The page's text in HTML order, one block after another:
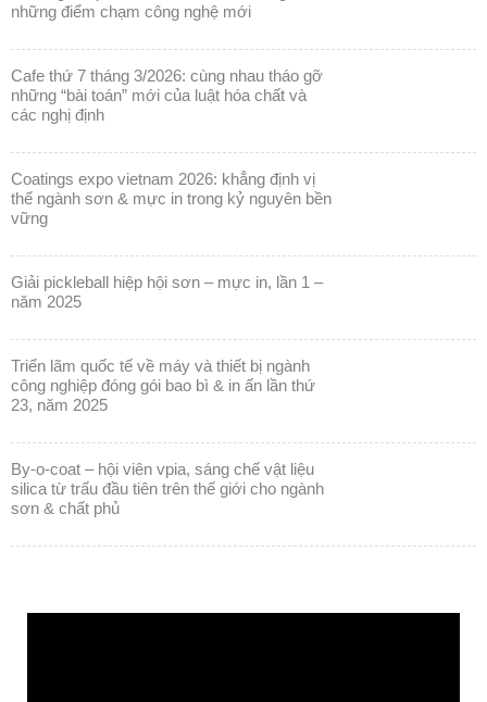
những điểm chạm công nghệ mới
cafe thứ 7 tháng 3/2026: cùng nhau tháo gỡ
những “bài toán” mới của luật hóa chất và
các nghị định
coatings expo vietnam 2026: khẳng định vị
thế ngành sơn & mực in trong kỷ nguyên bền
vững
giải pickleball hiệp hội sơn – mực in, lần 1 –
năm 2025
triển lãm quốc tế về máy và thiết bị ngành
công nghiệp đóng gói bao bì & in ấn lần thứ
23, năm 2025
by-o-coat – hội viên vpia, sáng chế vật liệu
silica từ trấu đầu tiên trên thế giới cho ngành
sơn & chất phủ